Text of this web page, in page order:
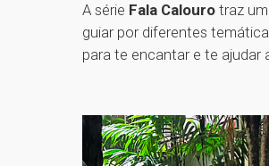
A série Fala Calouro traz
guiar por diferentes
para te encantar e te ajudar